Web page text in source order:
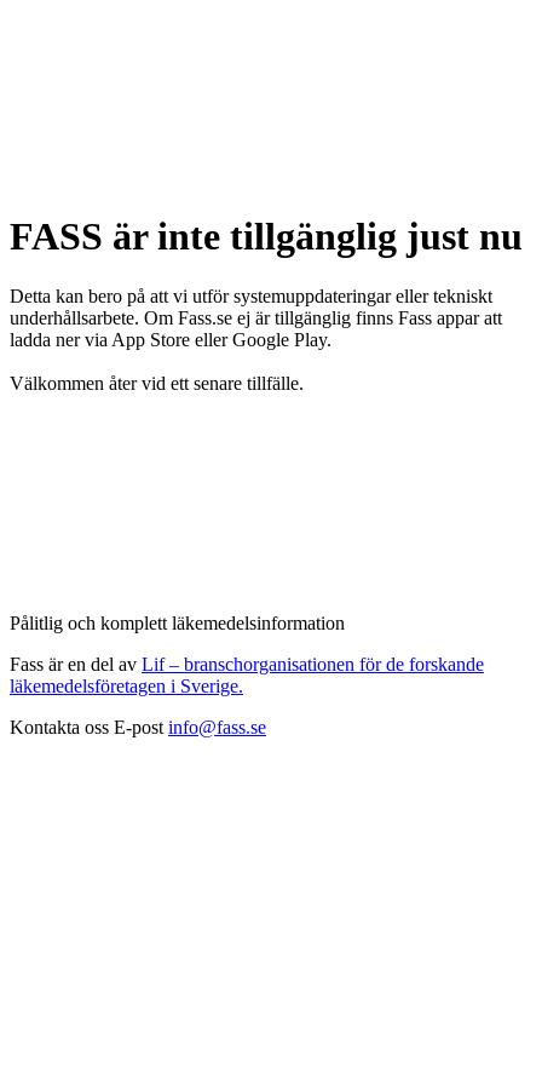
FASS är inte tillgänglig just nu
Detta kan bero på att vi utför systemuppdateringar eller tekniskt
underhållsarbete. Om Fass.se ej är tillgänglig finns Fass appar att
ladda ner via App Store eller Google Play.
Välkommen åter vid ett senare tillfälle.
Pålitlig och komplett läkemedelsinformation
Fass är en del av Lif – branschorganisationen för de forskande
läkemedelsföretagen i Sverige.
Kontakta oss E-post info@fass.se